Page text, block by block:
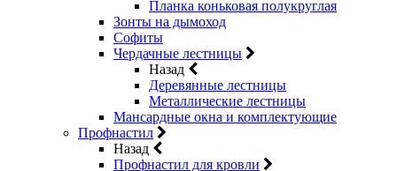
Планка коньковая полукруглая
Зонты на дымоход
Софиты
Чердачные лестницы
Назад
Деревянные лестницы
Металлические лестницы
Мансардные окна и комплектующие
Профнастил
Назад
Профнастил для кровли